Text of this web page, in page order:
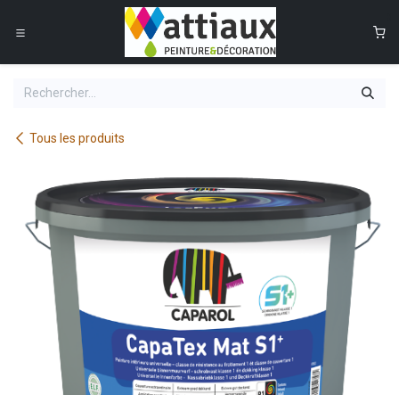
Se rendre au contenu
Tous les produits